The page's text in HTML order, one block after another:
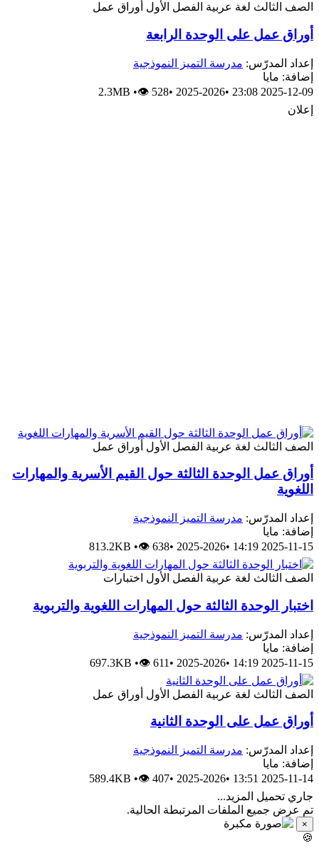
الثالث لغة عربية الفصل الأول أوراق عمل
عمل على الوحدة الرابعة
المدرّس: مدرسة التميز النموذجية
مايا
2025-12-09
•
2025-2026
•
2.3MB • 👁 528
الثالث لغة عربية الفصل الأول أوراق عمل
عمل الوحدة الثالثة حول القيم الأسرية والمهارات
المدرّس: مدرسة التميز النموذجية
مايا
2025-11-15
•
2025-2026
•
813.2KB • 👁 638
الثالث لغة عربية الفصل الأول اختبارات
الوحدة الثالثة حول المهارات اللغوية والتربوية
المدرّس: مدرسة التميز النموذجية
مايا
2025-11-15
•
2025-2026
•
697.3KB • 👁 611
الثالث لغة عربية الفصل الأول أوراق عمل
عمل على الوحدة الثانية
المدرّس: مدرسة التميز النموذجية
مايا
2025-11-14
•
2025-2026
•
589.4KB • 👁 407
تحميل المزيد...
عرض جميع الملفات المرتبطة الحالية.